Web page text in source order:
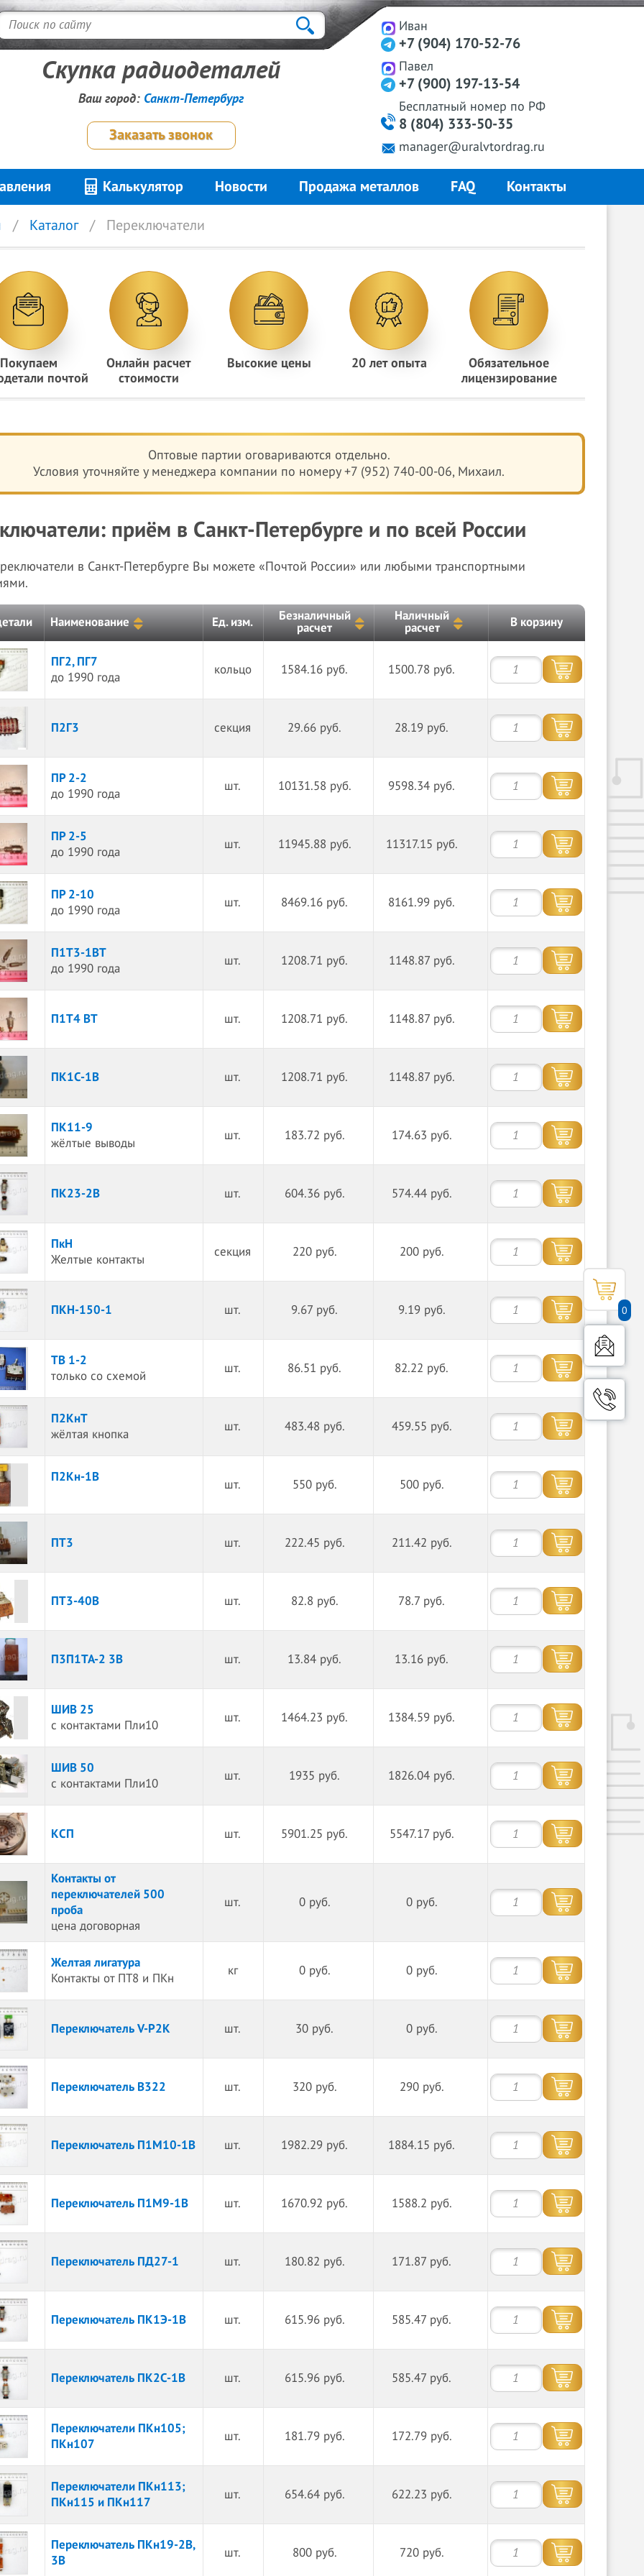
Иван
+7 (904) 170-52-76
Павел
+7 (900) 197-13-54
Бесплатный номер по РФ
8 (804) 333-50-35
manager@uralvtordrag.ru
Скупка радиодеталей
Ваш город: Санкт-Петербург
Заказать звонок
0
Калькулятор Новости Продажа металлов FAQ Контакты
Каталог Переключатели
Покупаем
почтой
Онлайн расчет
стоимости
Высокие цены 20 лет опыта
Обязательное
лицензирование
Оптовые партии оговариваются отдельно.
Условия уточняйте у менеджера компании по номеру +7 (952) 740-00-06, Михаил.
приём в Санкт-Петербурге и по всей России
в Санкт-Петербурге Вы можете «Почтой России» или любыми транспортными
Наименование Ед. изм.
Безналичный
расчет
Наличный
расчет
В корзину
ПГ2, ПГ7
до 1990 года
кольцо 1584.16 руб. 1500.78 руб.
П2Г3 секция 29.66 руб. 28.19 руб.
ПР 2-2
до 1990 года
шт. 10131.58 руб. 9598.34 руб.
ПР 2-5
до 1990 года
шт. 11945.88 руб. 11317.15 руб.
ПР 2-10
до 1990 года
шт. 8469.16 руб. 8161.99 руб.
П1Т3-1ВТ
до 1990 года
шт. 1208.71 руб. 1148.87 руб.
П1Т4 ВТ шт. 1208.71 руб. 1148.87 руб.
ПК1С-1В шт. 1208.71 руб. 1148.87 руб.
ПК11-9
жёлтые выводы
шт. 183.72 руб. 174.63 руб.
ПК23-2В шт. 604.36 руб. 574.44 руб.
ПкН
Желтые контакты
секция 220 руб. 200 руб.
ПКН-150-1 шт. 9.67 руб. 9.19 руб.
ТВ 1-2
только со схемой
шт. 86.51 руб. 82.22 руб.
П2КнТ
жёлтая кнопка
шт. 483.48 руб. 459.55 руб.
П2Кн-1В
шт. 550 руб. 500 руб.
ПТ3 шт. 222.45 руб. 211.42 руб.
ПТ3-40В шт. 82.8 руб. 78.7 руб.
П3П1ТА-2 3В шт. 13.84 руб. 13.16 руб.
ШИВ 25
с контактами Пли10
шт. 1464.23 руб. 1384.59 руб.
ШИВ 50
с контактами Пли10
шт. 1935 руб. 1826.04 руб.
КСП шт. 5901.25 руб. 5547.17 руб.
Контакты от
переключателей 500
проба
цена договорная
шт. 0 руб. 0 руб.
Желтая лигатура
Контакты от ПТ8 и ПКн
кг 0 руб. 0 руб.
Переключатель V-P2K шт. 30 руб. 0 руб.
Переключатель B322 шт. 320 руб. 290 руб.
Переключатель П1М10-1В шт. 1982.29 руб. 1884.15 руб.
Переключатель П1М9-1В шт. 1670.92 руб. 1588.2 руб.
Переключатель ПД27-1 шт. 180.82 руб. 171.87 руб.
Переключатель ПК1Э-1В шт. 615.96 руб. 585.47 руб.
Переключатель ПК2С-1В шт. 615.96 руб. 585.47 руб.
Переключатели ПКн105;
ПКн107
шт. 181.79 руб. 172.79 руб.
Переключатели ПКн113;
ПКн115 и ПКн117
шт. 654.64 руб. 622.23 руб.
Переключатель ПКн19-2В,
3В
шт. 800 руб. 720 руб.